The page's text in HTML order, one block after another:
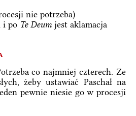
nie potrzeba)
i po Te Deum jest aklamacja
co najmniej czterech. Ze
żeby ustawiać Paschał na
pewnie niesie go w procesji